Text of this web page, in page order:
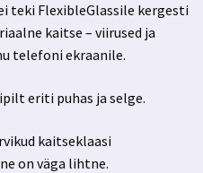
teki FlexibleGlassile kergesti
kaitse – viirused ja
telefoni ekraanile.
eriti puhas ja selge.
kaitseklaasi
on väga lihtne.